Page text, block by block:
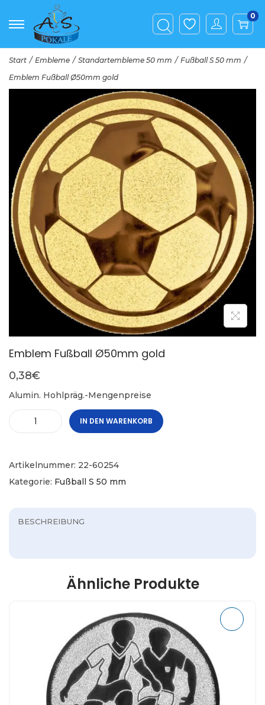
0
Start / Embleme / Standartembleme 50 mm / Fußball S 50 mm /
Emblem Fußball Ø50mm gold
Emblem Fußball Ø50mm gold
0,38€
Alumin. Hohlpräg.-Mengenpreise
IN DEN WARENKORB
Artikelnummer: 22-60254
Kategorie: Fußball S 50 mm
BESCHREIBUNG
Ähnliche Produkte